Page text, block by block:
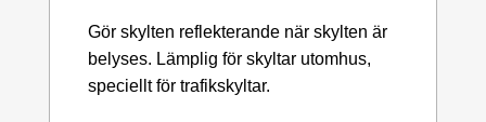
Gör skylten reflekterande när skylten är
belyses. Lämplig för skyltar utomhus,
speciellt för trafikskyltar.